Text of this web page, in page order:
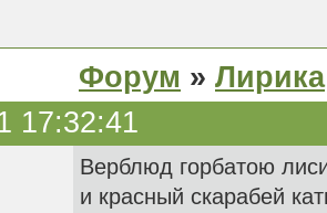
Форум » Лирика
17:32:41
Верблюд горбатою
и красный скарабей